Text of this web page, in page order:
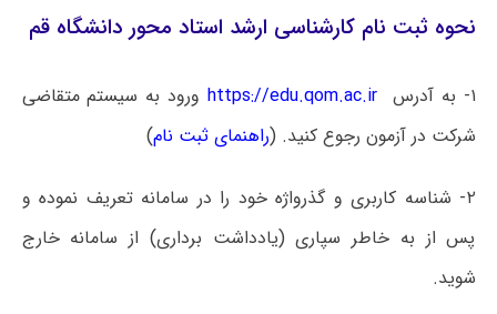
نحوه ثبت نام کارشناسی ارشد استاد محور دانشگاه قم
۱- به آدرس https://edu.qom.ac.ir ورود به سیستم متقاضی
شرکت در آزمون رجوع کنید. (راهنمای ثبت نام)
۲- شناسه کاربری و گذرواژه خود را در سامانه تعریف نموده و
پس از به خاطر سپاری (یادداشت برداری) از سامانه خارج
شوید.